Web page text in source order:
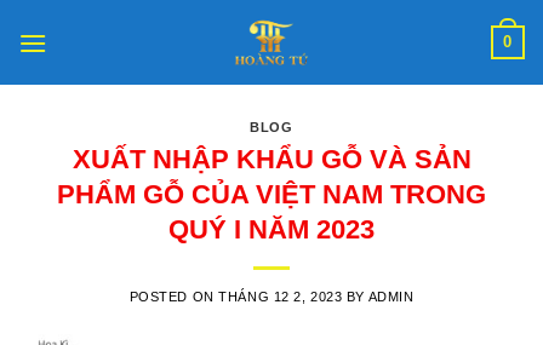
0
BLOG
XUẤT NHẬP KHẨU GỖ VÀ SẢN
PHẨM GỖ CỦA VIỆT NAM TRONG
QUÝ I NĂM 2023
POSTED ONTHÁNG 12 2, 2023 BY ADMIN